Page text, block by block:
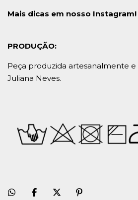
Mais dicas em nosso
PRODUÇÃO:
Peça produzida artesanalmente
Juliana Neves.